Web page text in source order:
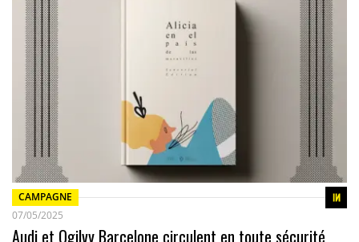
CAMPAGNE
07/05/2025
Audi et Ogilvy Barcelone circulent en toute sécurité